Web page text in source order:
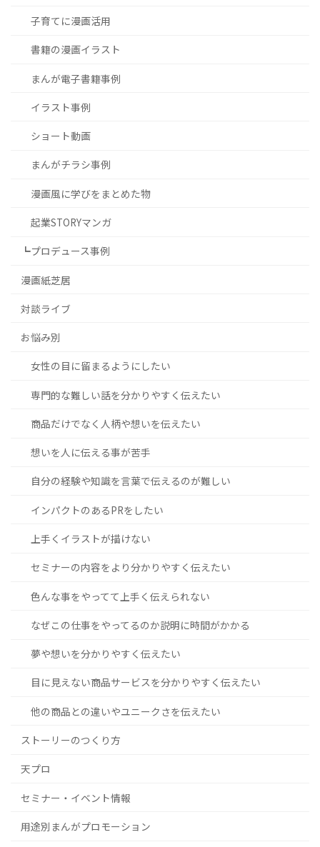
子育てに漫画活用
書籍の漫画イラスト
まんが電子書籍事例
イラスト事例
ショート動画
まんがチラシ事例
漫画風に学びをまとめた物
起業STORYマンガ
┗プロデュース事例
漫画紙芝居
対談ライブ
お悩み別
女性の目に留まるようにしたい
専門的な難しい話を分かりやすく伝えたい
商品だけでなく人柄や想いを伝えたい
想いを人に伝える事が苦手
自分の経験や知識を言葉で伝えるのが難しい
インパクトのあるPRをしたい
上手くイラストが描けない
セミナーの内容をより分かりやすく伝えたい
色んな事をやってて上手く伝えられない
なぜこの仕事をやってるのか説明に時間がかかる
夢や想いを分かりやすく伝えたい
目に見えない商品サービスを分かりやすく伝えたい
他の商品との違いやユニークさを伝えたい
ストーリーのつくり方
天プロ
セミナー・イベント情報
用途別まんがプロモーション